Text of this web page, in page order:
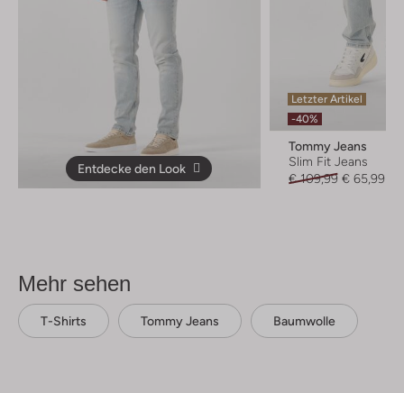
Entdecke den Look
Letzter Artikel
-40%
Tommy Jeans
Slim Fit Jeans
€ 109,99 € 65,99
Mehr sehen
T-Shirts Tommy Jeans Baumwolle